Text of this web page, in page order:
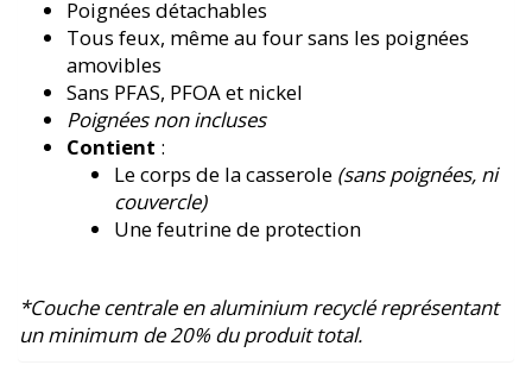
Poignées détachables
Tous feux, même au four sans les poignées
amovibles
Sans PFAS, PFOA et nickel
Poignées non incluses
Contient :
Le corps de la casserole (sans poignées, ni
couvercle)
Une feutrine de protection
*Couche centrale en aluminium recyclé représentant
un minimum de 20% du produit total.